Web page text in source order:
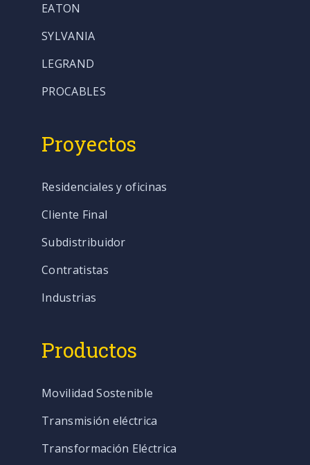
EATON
SYLVANIA
LEGRAND
PROCABLES
Proyectos
Residenciales y oficinas
Cliente Final
Subdistribuidor
Contratistas
Industrias
Productos
Movilidad Sostenible
Transmisión eléctrica
Transformación Eléctrica